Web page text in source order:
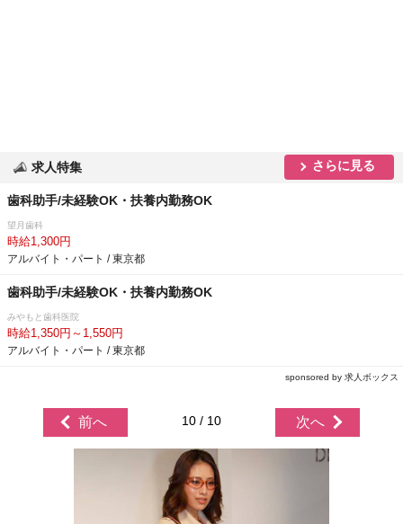
求人特集 さらに見る
歯科助手/未経験OK・扶養内勤務OK
望月歯科
時給1,300円
アルバイト・パート / 東京都
歯科助手/未経験OK・扶養内勤務OK
みやもと歯科医院
時給1,350円～1,550円
アルバイト・パート / 東京都
sponsored by 求人ボックス
前へ 10 / 10 次へ